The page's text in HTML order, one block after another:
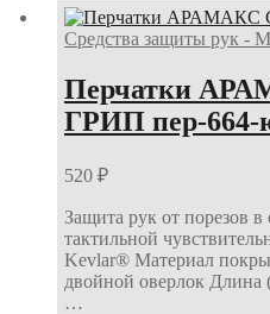
Средства защиты рук -
Перчатки
ГРИП пер-664-
520 ₽
Защита рук от порезов
тактильной
Kevlar® Материал
двойной оверлок
…